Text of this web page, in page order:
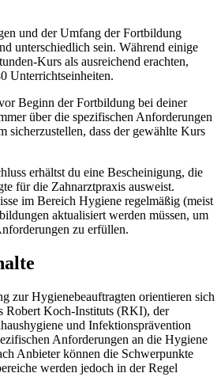
und der Umfang der Fortbildung
unterschiedlich sein. Während einige
Kurs als ausreichend erachten,
Unterrichtseinheiten.
Beginn der Fortbildung bei deiner
über die spezifischen Anforderungen
sicherzustellen, dass der gewählte Kurs
erhältst du eine Bescheinigung, die
für die Zahnarztpraxis ausweist.
im Bereich Hygiene regelmäßig (meist
aktualisiert werden müssen, um
zu erfüllen.
zur Hygienebeauftragten orientieren sich
Robert Koch-Instituts (RKI), der
und Infektionsprävention
Anforderungen an die Hygiene
Anbieter können die Schwerpunkte
werden jedoch in der Regel